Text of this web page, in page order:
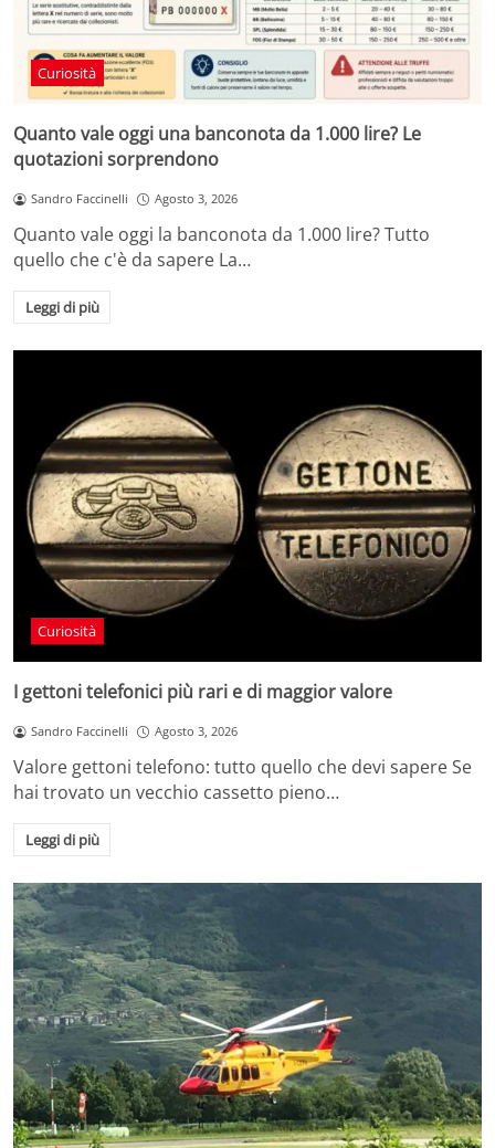
Curiosità
Quanto vale oggi una banconota da 1.000 lire? Le
quotazioni sorprendono
Sandro Faccinelli Agosto 3, 2026
Quanto vale oggi la banconota da 1.000 lire? Tutto
quello che c'è da sapere La…
Leggi di più
Curiosità
I gettoni telefonici più rari e di maggior valore
Sandro Faccinelli Agosto 3, 2026
Valore gettoni telefono: tutto quello che devi sapere Se
hai trovato un vecchio cassetto pieno…
Leggi di più